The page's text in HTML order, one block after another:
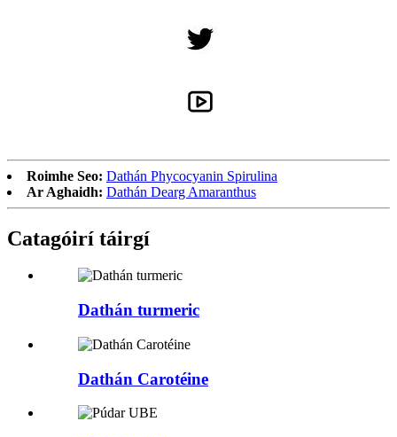
Roimhe Seo: Dathán Phycocyanin Spirulina
Ar Aghaidh: Dathán Dearg Amaranthus
Catagóirí táirgí
Dathán turmeric
Dathán Carotéine